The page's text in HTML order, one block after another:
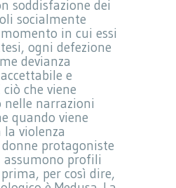
soddisfazione dei
socialmente
in cui essi
ogni defezione
devianza
e
che viene
nelle narrazioni
quando viene
la violenza
protagoniste
assumono profili
per così dire,